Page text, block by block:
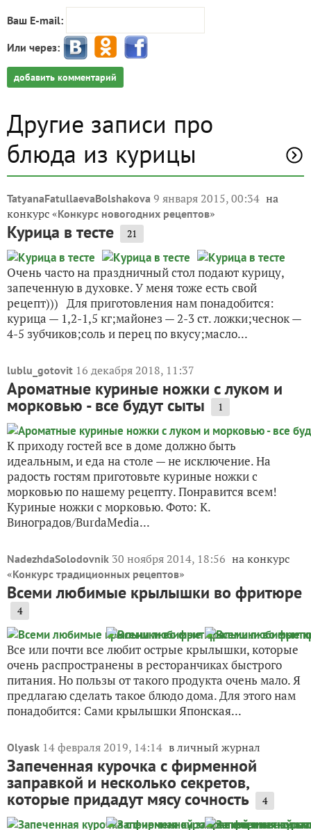
Ваш E-mail:
Или через:
добавить комментарий
Другие записи про
блюда из курицы
TatyanaFatullaevaBolshakova 9 января 2015, 00:34 на
конкурс «Конкурс новогодних рецептов»
Курица в тесте 21
Очень часто на праздничный стол подают курицу,
запеченную в духовке. У меня тоже есть свой
рецепт))) Для приготовления нам понадобится:
курица — 1,2-1,5 кг;майонез — 2-3 ст. ложки;чеснок —
4-5 зубчиков;соль и перец по вкусу;масло...
lublu_gotovit 16 декабря 2018, 11:37
Ароматные куриные ножки с луком и
морковью - все будут сыты 1
К приходу гостей все в доме должно быть
идеальным, и еда на столе — не исключение. На
радость гостям приготовьте куриные ножки с
морковью по нашему рецепту. Понравится всем!
Куриные ножки с морковью. Фото: К.
Виноградов/BurdaMedia...
NadezhdaSolodovnik 30 ноября 2014, 18:56 на конкурс
«Конкурс традиционных рецептов»
Всеми любимые крылышки во фритюре
4
Все или почти все любит острые крылышки, которые
очень распространены в ресторанчиках быстрого
питания. Но пользы от такого продукта очень мало. Я
предлагаю сделать такое блюдо дома. Для этого нам
понадобится: Сами крылышки Японская...
Olyask 14 февраля 2019, 14:14 в личный журнал
Запеченная курочка с фирменной
заправкой и несколько секретов,
которые придадут мясу сочность 4